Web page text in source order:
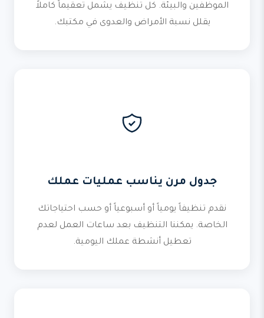
الموظفين والبيئة. كل تنظيف يشمل تعقيماً كاملاً
يقلل نسبة الأمراض والعدوى في مكتبك.
جدول مرن يناسب عمليات عملك
نقدم تنظيفاً يومياً أو أسبوعياً أو حسب احتياجاتك
الخاصة. يمكننا التنظيف بعد ساعات العمل لعدم
تعطيل أنشطة عملك اليومية.